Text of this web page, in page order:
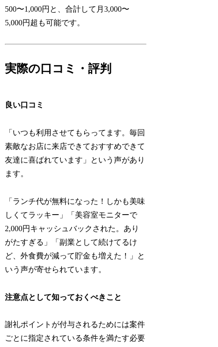
500〜1,000円と、合計して月3,000〜
5,000円超も可能です。
実際の口コミ・評判
良い口コミ
「いつも利用させてもらってます。毎回
素敵なお店に来店できておすすめできて
友達に喜ばれています」という声があり
ます。
「ランチ代が無料になった！しかも美味
しくてラッキー」「美容室モニターで
2,000円キャッシュバックされた。あり
がたすぎる」「副業として続けてるけ
ど、外食費が減って貯金も増えた！」と
いう声が寄せられています。
注意点として知っておくべきこと
謝礼ポイントが付与されるためには案件
ごとに指定されている条件を満たす必要